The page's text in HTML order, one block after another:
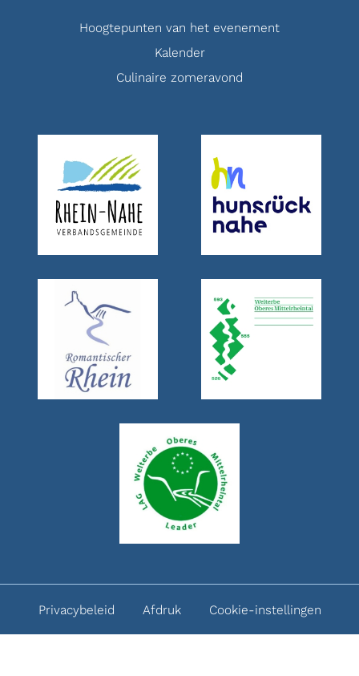
Hoogtepunten van het evenement
Kalender
Culinaire zomeravond
Privacybeleid Afdruk Cookie-instellingen